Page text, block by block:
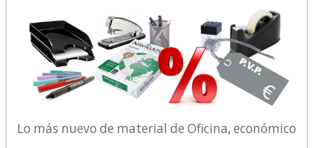
Lo más nuevo de material de Oficina, económico